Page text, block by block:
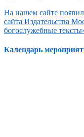
На нашем сайте
сайта Издательства
богослужебные
Календарь